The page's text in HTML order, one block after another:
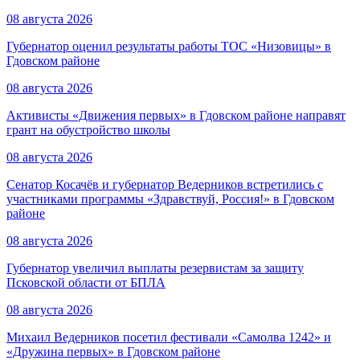
08 августа 2026
Губернатор оценил результаты работы ТОС «Низовицы» в
Гдовском районе
08 августа 2026
Активисты «Движения первых» в Гдовском районе направят
грант на обустройство школы
08 августа 2026
Сенатор Косачёв и губернатор Ведерников встретились с
участниками программы «Здравствуй, Россия!» в Гдовском
районе
08 августа 2026
Губернатор увеличил выплаты резервистам за защиту
Псковской области от БПЛА
08 августа 2026
Михаил Ведерников посетил фестивали «Самолва 1242» и
«Дружина первых» в Гдовском районе